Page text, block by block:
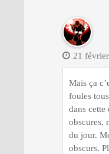
21
Mais ça
foules
dans cette
obscures,
du jour.
obscurs.